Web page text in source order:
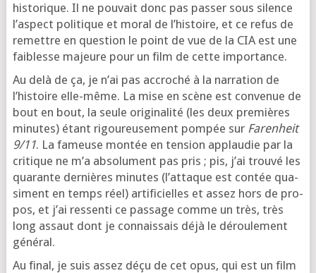
his­to­rique. Il ne pou­vait donc pas pas­ser sous silence
l’as­pect poli­tique et moral de l’his­toire, et ce refus de
remettre en ques­tion le point de vue de la CIA est une
fai­blesse majeure pour un film de cette importance.
Au delà de ça, je n’ai pas accro­ché à la nar­ra­tion de
l’his­toire elle-même. La mise en scène est conve­nue de
bout en bout, la seule ori­gi­na­li­té (les deux pre­mières
minutes) étant rigou­reu­se­ment pom­pée sur Farenheit
9/11. La fameuse mon­tée en ten­sion applau­die par la
cri­tique ne m’a abso­lu­ment pas pris ; pis, j’ai trou­vé les
qua­rante der­nières minutes (l’at­taque est contée qua­
si­ment en temps réel) arti­fi­cielles et assez hors de pro­
pos, et j’ai res­sen­ti ce pas­sage comme un très, très
long assaut dont je connais­sais déjà le dérou­le­ment
général.
Au final, je suis assez déçu de cet opus, qui est un film